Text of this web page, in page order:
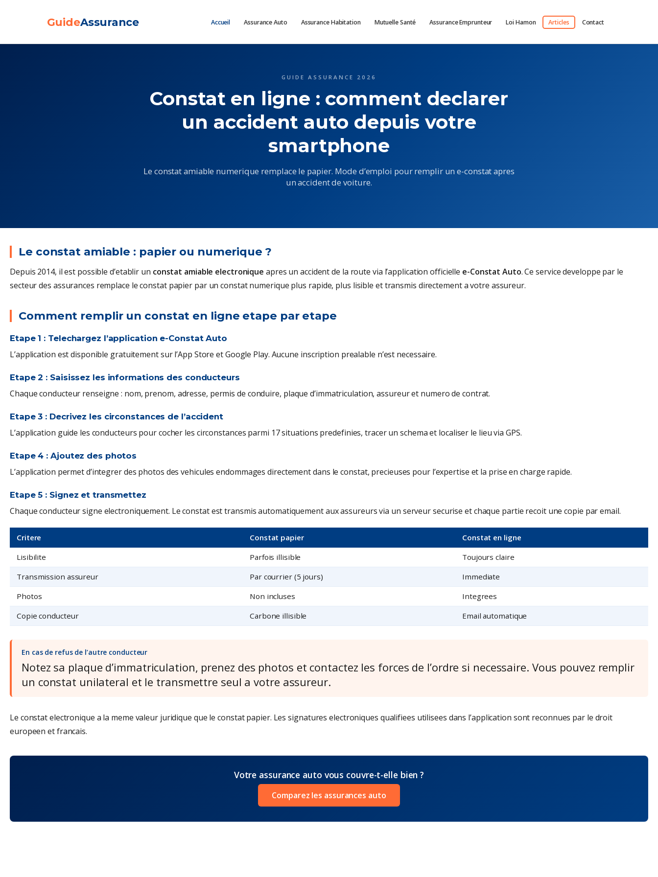
GuideAssurance Accueil Assurance Auto Assurance Habitation Mutuelle Santé Assurance Emprunteur Loi Hamon Articles Contact
GUIDE ASSURANCE 2026
Constat en ligne : comment declarer
un accident auto depuis votre
smartphone
Le constat amiable numerique remplace le papier. Mode d’emploi pour remplir un e-constat apres
un accident de voiture.
Le constat amiable : papier ou numerique ?
Depuis 2014, il est possible d’etablir un constat amiable electronique apres un accident de la route via l’application officielle e-Constat Auto. Ce service developpe par le
secteur des assurances remplace le constat papier par un constat numerique plus rapide, plus lisible et transmis directement a votre assureur.
Comment remplir un constat en ligne etape par etape
Etape 1 : Telechargez l’application e-Constat Auto
L’application est disponible gratuitement sur l’App Store et Google Play. Aucune inscription prealable n’est necessaire.
Etape 2 : Saisissez les informations des conducteurs
Chaque conducteur renseigne : nom, prenom, adresse, permis de conduire, plaque d’immatriculation, assureur et numero de contrat.
Etape 3 : Decrivez les circonstances de l’accident
L’application guide les conducteurs pour cocher les circonstances parmi 17 situations predefinies, tracer un schema et localiser le lieu via GPS.
Etape 4 : Ajoutez des photos
L’application permet d’integrer des photos des vehicules endommages directement dans le constat, precieuses pour l’expertise et la prise en charge rapide.
Etape 5 : Signez et transmettez
Chaque conducteur signe electroniquement. Le constat est transmis automatiquement aux assureurs via un serveur securise et chaque partie recoit une copie par email.
Critere Constat papier
Constat en ligne
Lisibilite
Parfois illisible
Toujours claire
Transmission assureur
Par courrier (5 jours)
Immediate
Photos
Non incluses
Integrees
Copie conducteur
Carbone illisible Email automatique
En cas de refus de l’autre conducteur
Notez sa plaque d’immatriculation, prenez des photos et contactez les forces de l’ordre si necessaire. Vous pouvez remplir
un constat unilateral et le transmettre seul a votre assureur.
Le constat electronique a la meme valeur juridique que le constat papier. Les signatures electroniques qualifiees utilisees dans l’application sont reconnues par le droit
europeen et francais.
Votre assurance auto vous couvre-t-elle bien ?
Comparez les assurances auto